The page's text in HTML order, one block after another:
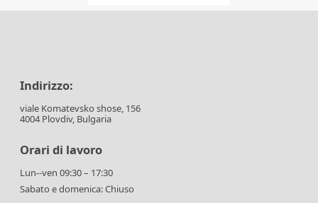
Indirizzo:
viale Komatevsko shose, 156
4004 Plovdiv, Bulgaria
Orari di lavoro
Lun--ven 09:30 – 17:30
Sabato e domenica: Chiuso